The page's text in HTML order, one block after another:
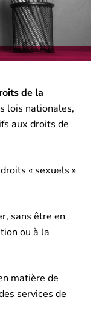
de la
lois nationales,
aux droits de
« sexuels »
sans être en
ou à la
matière de
services de